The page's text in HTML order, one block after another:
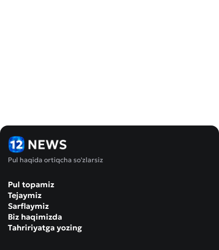
Pul haqida ortiqcha so'zlarsiz
Pul topamiz
Tejaymiz
Sarflaymiz
Biz haqimizda
Tahririyatga yozing